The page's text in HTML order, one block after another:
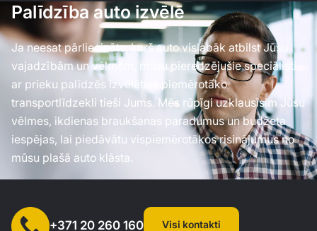
Palīdzība auto izvēlē
Ja neesat pārliecināts, kurš auto vislabāk atbilst Jūsu
vajadzībām un vēlmēm, mūsu pieredzējušie speciālisti
ar prieku palīdzēs izvēlēties piemērotāko
transportlīdzekli tieši Jums. Mēs rūpīgi uzklausīsim Jūsu
vēlmes, ikdienas braukšanas paradumus un budžeta
iespējas, lai piedāvātu vispiemērotākos risinājumus no
mūsu plašā auto klāsta.
+371 20 260 160 Visi kontakti